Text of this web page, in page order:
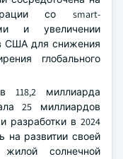
со smart-
и увеличении
США для снижения
глобального
118,2 миллиарда
25 миллиардов
разработки в 2024
на развитии своей
солнечной